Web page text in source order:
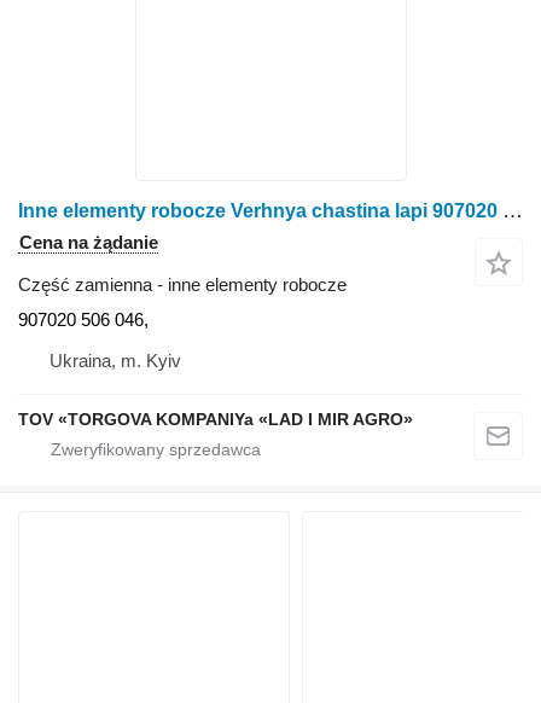
Inne elementy robocze Verhnya chastina lapi 907020 do kultywatora Köckerling
Cena na żądanie
Część zamienna - inne elementy robocze
907020 506 046,
Ukraina, m. Kyiv
TOV «TORGOVA KOMPANIYa «LAD I MIR AGRO»